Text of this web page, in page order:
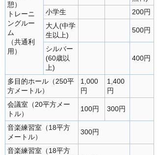
憩）
トレーニ
ングルー
ム
（共通利
用）
小学生
200円
大人(中学
生以上)
500円
シルバー
(60歳以
上)
400円
多目的ホール（250平
方メートル）
1,000
円
1,400
円
会議室（20平方メー
トル）
100円 300円
音楽練習室（18平方
メートル）
300円
音楽練習室（18平方